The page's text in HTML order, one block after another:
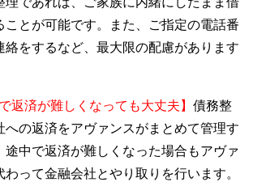
ことが可能です。また、ご指定の電話番
絡をするなど、最大限の配慮があります
返済が難しくなっても大丈夫】 債務整
への返済をアヴァンスがまとめて管理す
途中で返済が難しくなった場合もアヴァ
わって金融会社とやり取りを行います。